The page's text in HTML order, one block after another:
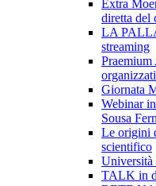
Extra
diretta del
LA
streaming
Giornata
Webinar
Sousa
Le origini
scientifico
Università
TALK in